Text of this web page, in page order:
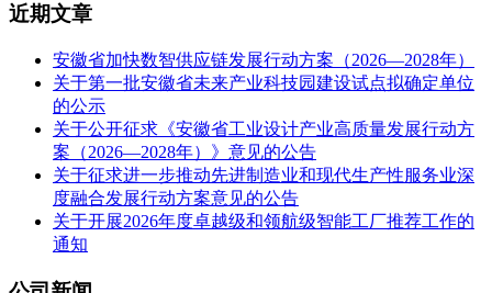
近期文章
安徽省加快数智供应链发展行动方案（2026—2028年）
关于第一批安徽省未来产业科技园建设试点拟确定单位
的公示
关于公开征求《安徽省工业设计产业高质量发展行动方
案（2026—2028年）》意见的公告
关于征求进一步推动先进制造业和现代生产性服务业深
度融合发展行动方案意见的公告
关于开展2026年度卓越级和领航级智能工厂推荐工作的
通知